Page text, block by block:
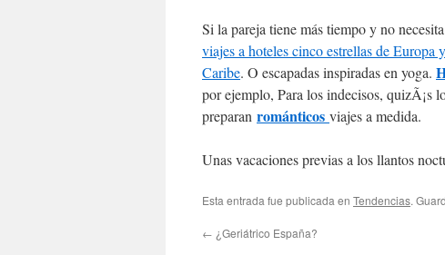
Si la pareja tiene más tiempo y no
viajes a hoteles cinco estrellas de Europa
Caribe. O escapadas inspiradas en yoga.
por ejemplo, Para los indecisos, quizÃ¡s
preparan románticos viajes a medida.
Unas vacaciones previas a los llantos
Esta entrada fue publicada en Tendencias.
← ¿Geriátrico España?